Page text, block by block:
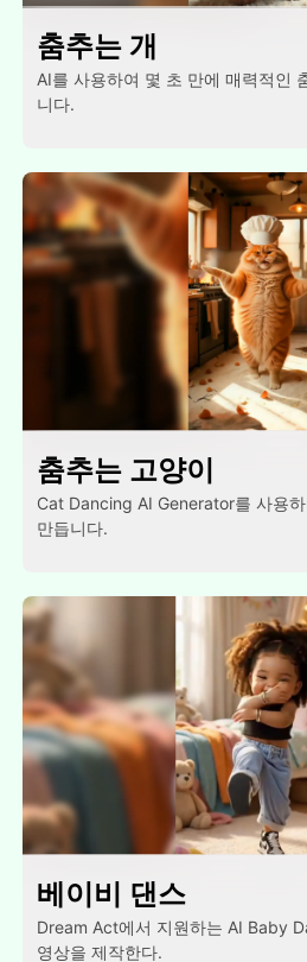
춤추는 개
AI를 사용하여 몇 초 만에 매력적인
니다.
춤추는 고양이
Cat Dancing AI Generator를 사용
만듭니다.
베이비 댄스
Dream Act에서 지원하는 AI Baby
영상을 제작한다.